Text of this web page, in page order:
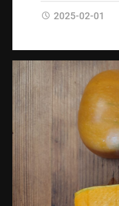
2025-02-01